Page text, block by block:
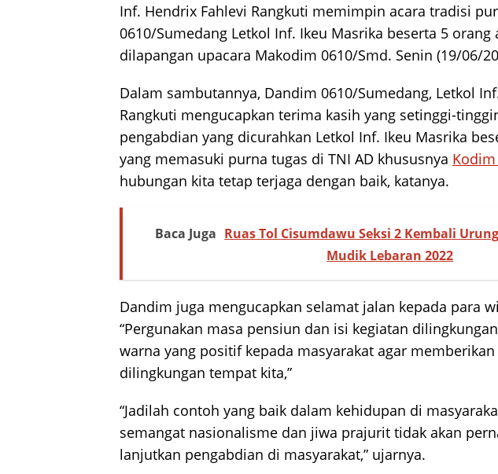
Inf. Hendrix Fahlevi Rangkuti memimpin acara tradisi
0610/Sumedang Letkol Inf. Ikeu Masrika beserta 5 orang
dilapangan upacara Makodim 0610/Smd. Senin (19/06/
Dalam sambutannya, Dandim 0610/Sumedang, Letkol
Rangkuti mengucapkan terima kasih yang setinggi-
pengabdian yang dicurahkan Letkol Inf. Ikeu Masrika
yang memasuki purna tugas di TNI AD khususnya
hubungan kita tetap terjaga dengan baik, katanya.
Baca Juga Ruas Tol Cisumdawu Seksi 2 Kembali
Mudik Lebaran 2022
Dandim juga mengucapkan selamat jalan kepada para
“Pergunakan masa pensiun dan isi kegiatan
warna yang positif kepada masyarakat agar
dilingkungan tempat kita,”
“Jadilah contoh yang baik dalam kehidupan di
semangat nasionalisme dan jiwa prajurit tidak akan
lanjutkan pengabdian di masyarakat,” ujarnya.